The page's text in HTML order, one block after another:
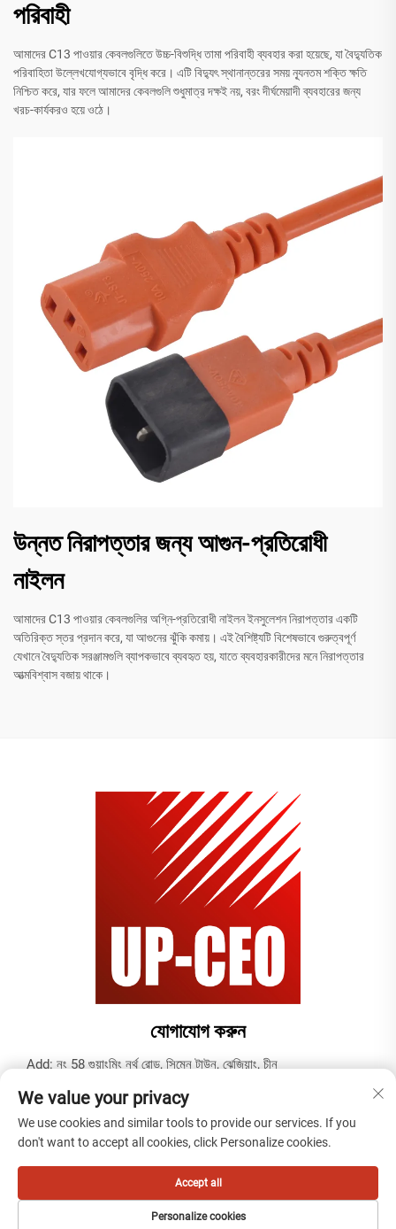
পরিবাহী
আমাদের C13 পাওয়ার কেবলগুলিতে উচ্চ-বিশুদ্ধি তামা পরিবাহী ব্যবহার করা হয়েছে, যা বৈদ্যুতিক
পরিবাহিতা উল্লেখযোগ্যভাবে বৃদ্ধি করে। এটি বিদ্যুৎ স্থানান্তরের সময় ন্যূনতম শক্তি ক্ষতি
নিশ্চিত করে, যার ফলে আমাদের কেবলগুলি শুধুমাত্র দক্ষই নয়, বরং দীর্ঘমেয়াদী ব্যবহারের জন্য
খরচ-কার্যকরও হয়ে ওঠে।
উন্নত নিরাপত্তার জন্য আগুন-প্রতিরোধী
নাইলন
আমাদের C13 পাওয়ার কেবলগুলির অগ্নি-প্রতিরোধী নাইলন ইনসুলেশন নিরাপত্তার একটি
অতিরিক্ত স্তর প্রদান করে, যা আগুনের ঝুঁকি কমায়। এই বৈশিষ্ট্যটি বিশেষভাবে গুরুত্বপূর্ণ
যেখানে বৈদ্যুতিক সরঞ্জামগুলি ব্যাপকভাবে ব্যবহৃত হয়, যাতে ব্যবহারকারীদের মনে নিরাপত্তার
আত্মবিশ্বাস বজায় থাকে।
যোগাযোগ করুন
Add: নং 58 গুয়াংমিং নর্থ রোড, সিমেন টাউন, ঝেজিয়াং, চীন
টেল: +86-19937679823
ইমেইল:[email protected]
কপিরাইট © 2025 টিয়ানতাই কেবল (নিংবো) কোং, লিমিটেড দ্বারা -
We value your privacy
We use cookies and similar tools to provide our services. If you
don't want to accept all cookies, click Personalize cookies.
Personalize cookies
Accept all